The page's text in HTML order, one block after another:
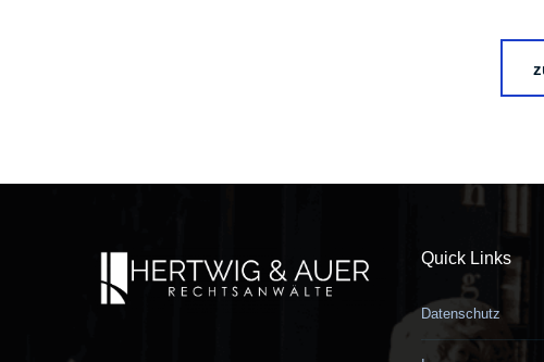
Quick Links
Datenschutz